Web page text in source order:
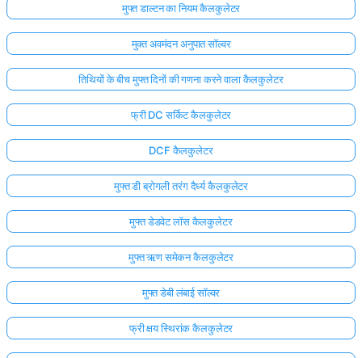
मुफ्त डाल्टन का नियम कैलकुलेटर
मुक्त अवमंदन अनुपात सॉल्वर
तिथियों के बीच मुफ्त दिनों की गणना करने वाला कैलकुलेटर
फ्री DC सर्किट कैलकुलेटर
DCF कैलकुलेटर
मुफ्त डी ब्रोगली तरंग दैर्ध्य कैलकुलेटर
मुफ्त डेडवेट लॉस कैलकुलेटर
मुफ्त ऋण समेकन कैलकुलेटर
मुफ्त डेबी लंबाई सॉल्वर
फ्री क्षय स्थिरांक कैलकुलेटर